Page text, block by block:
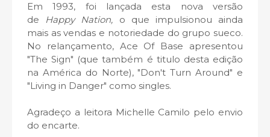
Em 1993, foi lançada esta nova versão
de Happy Nation, o que impulsionou ainda
mais as vendas e notoriedade do grupo sueco.
No relançamento, Ace Of Base apresentou
"The Sign" (que também é titulo desta edição
na América do Norte), "Don't Turn Around" e
"Living in Danger" como singles.
Agradeço a leitora Michelle Camilo pelo envio
do encarte.